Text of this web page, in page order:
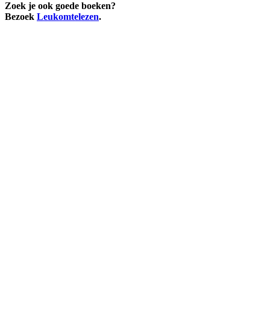
Zoek je ook goede boeken?
Bezoek Leukomtelezen.